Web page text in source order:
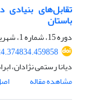
تقابل‌های
باستان
دوره 15، شماره 1، شهریور 1404، صفحه
دیانا رستمی نژادان،
مشاهده مقاله